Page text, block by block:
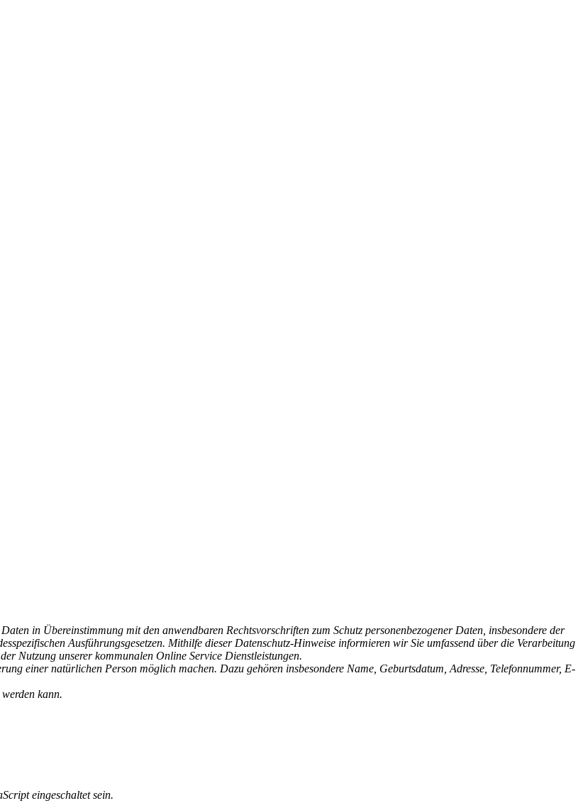
in Übereinstimmung mit den anwendbaren Rechtsvorschriften zum Schutz personenbezogener Daten, insbesondere der
Ausführungsgesetzen. Mithilfe dieser Datenschutz-Hinweise informieren wir Sie umfassend über die Verarbeitung
Nutzung unserer kommunalen Online Service Dienstleistungen.
einer natürlichen Person möglich machen. Dazu gehören insbesondere Name, Geburtsdatum, Adresse, Telefonnummer, E-
kann.
eingeschaltet sein.